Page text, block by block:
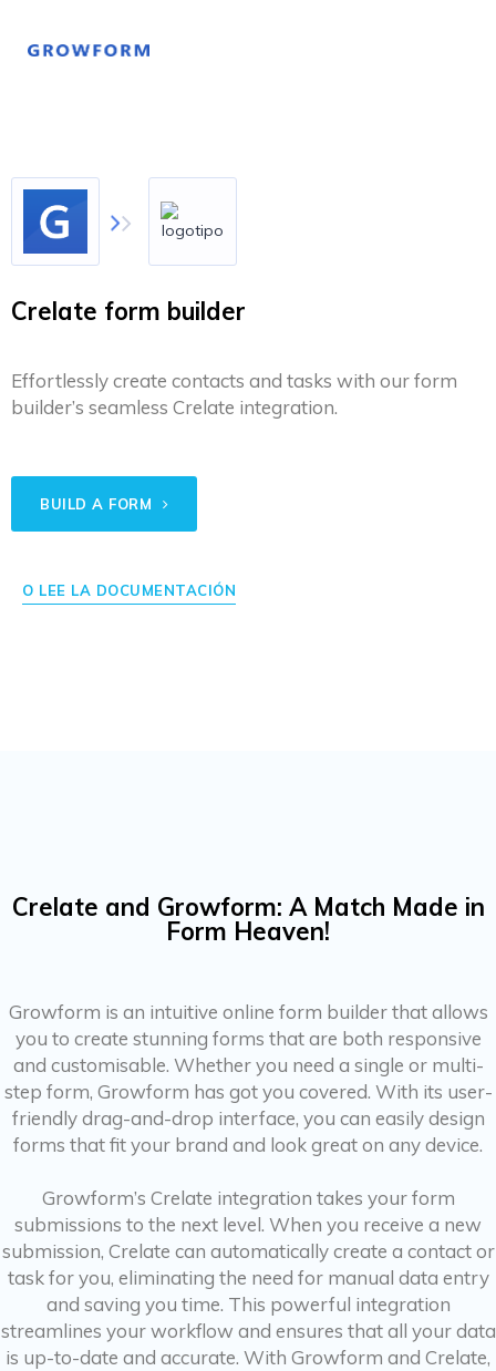
Crelate form builder
Effortlessly create contacts and tasks with our form
builder’s seamless Crelate integration.
BUILD A FORM
O LEE LA DOCUMENTACIÓN
Crelate and Growform: A Match Made in
Form Heaven!
Growform is an intuitive online form builder that allows
you to create stunning forms that are both responsive
and customisable. Whether you need a single or multi-
step form, Growform has got you covered. With its user-
friendly drag-and-drop interface, you can easily design
forms that fit your brand and look great on any device.
Growform’s Crelate integration takes your form
submissions to the next level. When you receive a new
submission, Crelate can automatically create a contact or
task for you, eliminating the need for manual data entry
and saving you time. This powerful integration
streamlines your workflow and ensures that all your data
is up-to-date and accurate. With Growform and Crelate,